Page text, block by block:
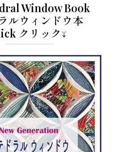
Window Book
ルウィンドウ本
クリック↓